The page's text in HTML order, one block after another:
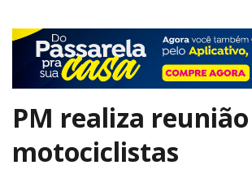
PM realiza
motociclistas